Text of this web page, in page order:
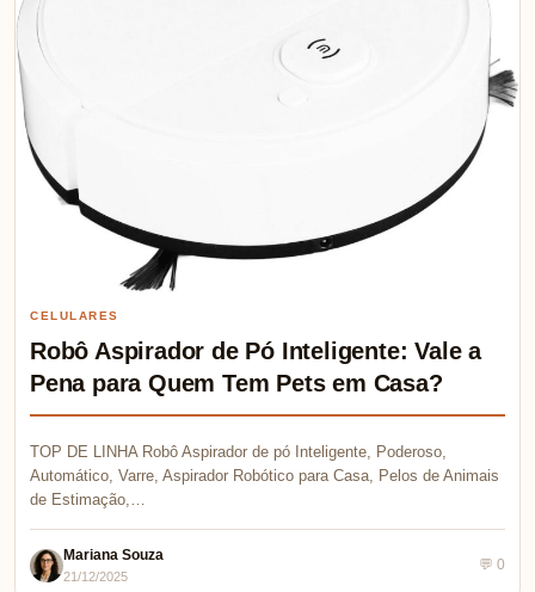
CELULARES
Robô Aspirador de Pó Inteligente: Vale a
Pena para Quem Tem Pets em Casa?
TOP DE LINHA Robô Aspirador de pó Inteligente, Poderoso,
Automático, Varre, Aspirador Robótico para Casa, Pelos de Animais
de Estimação,…
Mariana Souza
21/12/2025
💬 0